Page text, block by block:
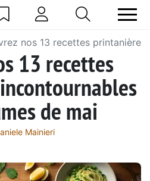
nos 13 recettes
13 recettes
de mai
Mainieri